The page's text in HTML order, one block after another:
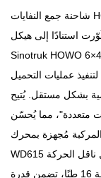
شاحنة جمع النفايات HOWO ذات الرافعة الخطافية سعة 20 طنًا هي
استنادًا إلى هيكل
Sinotruk HOWO 6×4. تكمن ميزتها الأساسية في نظام تشغيل ذراع
عمليات التحميل
بشكل مستقل. يُتيح
متعددة"، مما يُحسّن
مُجهزة بمحرك
WD615 المتطور تقنيًا، والذي يُولّد قوة 336 حصانًا. وبفضل ناقل الحركة
اليدوي ذي العشر سرعات والمحور الخلفي سعة 16 طنًا، تضمن قدرة